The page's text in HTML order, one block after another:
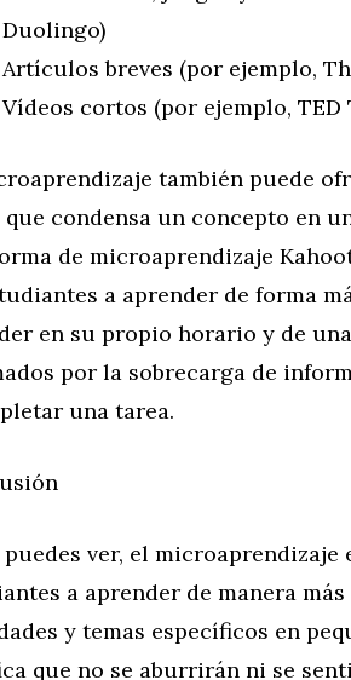
Duolingo)
Artículos breves (por ejemplo,
Vídeos cortos (por ejemplo, TED
también puede
que condensa un concepto en
de microaprendizaje
a aprender de forma
en su propio horario y de
por la sobrecarga de
una tarea.
puedes ver, el
a aprender de manera
y temas específicos en
que no se aburrirán ni se